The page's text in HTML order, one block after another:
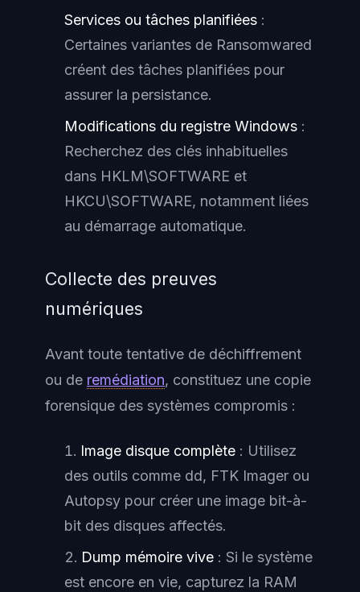
Services ou tâches planifiées :
Certaines variantes de Ransomwared
créent des tâches planifiées pour
assurer la persistance.
Modifications du registre Windows :
Recherchez des clés inhabituelles
dans HKLM\SOFTWARE et
HKCU\SOFTWARE, notamment liées
au démarrage automatique.
Collecte des preuves
numériques
Avant toute tentative de déchiffrement
ou de remédiation, constituez une copie
forensique des systèmes compromis :
Image disque complète : Utilisez
des outils comme dd, FTK Imager ou
Autopsy pour créer une image bit-à-
bit des disques affectés.
Dump mémoire vive : Si le système
est encore en vie, capturez la RAM